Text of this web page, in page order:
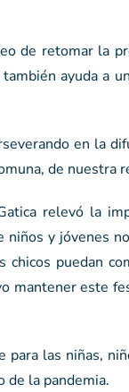
de retomar la
ayuda a
en la
de nuestra
relevó la
y jóvenes
puedan
mantener este
para las niñas,
de la pandemia.